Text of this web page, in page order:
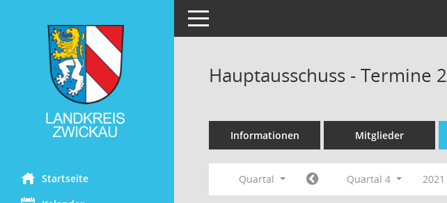
Startseite
Toggle navigation
Hauptausschuss - Termine
Informationen Mitglieder
Quartal Quartal 4 2021